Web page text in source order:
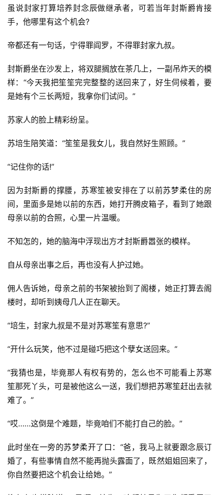
页
虽说封家打算培养封念辰做继承者，可若当年封斯爵肯接
手，他哪里有这个机会?
帝都还有一句话，宁得罪阎罗，不得罪封家九叔。
封斯爵坐在沙发上，将双腿搁放在茶几上，一副吊炸天的模
样：“今天我把笙笙完完整整的送回来了，好生伺候着，要
是她有个三长两短，我拿你们试问。”
苏家人的脸上精彩纷呈。
苏培生陪笑道：“笙笙是我女儿，我自然好生照顾。”
“记住你的话!”
因为封斯爵的撑腰，苏寒笙被安排在了以前苏梦柔住的房
间，里面多是她以前的东西，她打开腾皮箱子，看到了她跟
母亲以前的合照，心里一片温暖。
不知怎的，她的脑海中浮现出方才封斯爵嚣张的模样。
自从母亲出事之后，再也没有人护过她。
佣人告诉她，母亲之前的书架被抬到了阁楼，她正打算去阁
楼时，却听到姨母几人正在聊天。
“培生，封家九叔是不是对苏寒笙有意思?”
“开什么玩笑，他不过是碰巧把这个孽女送回来。”
“我猜也是，毕竟那人有权有势的，怎么也不可能看上苏寒
笙那死丫头，可是被他这么一送，我们想把苏寒笙赶出去就
难了。”
“哎……这倒是个难题，毕竟咱们不能打自己的脸。”
此时坐在一旁的苏梦柔开了口：“爸，我马上就要跟念辰订
婚了，有些事情自然不能再抛头露面了，既然姐姐回来了，
你自然要把这个机会让给她。”